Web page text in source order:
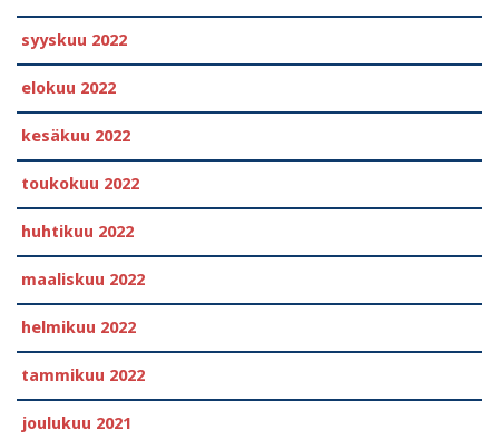
syyskuu 2022
elokuu 2022
kesäkuu 2022
toukokuu 2022
huhtikuu 2022
maaliskuu 2022
helmikuu 2022
tammikuu 2022
joulukuu 2021